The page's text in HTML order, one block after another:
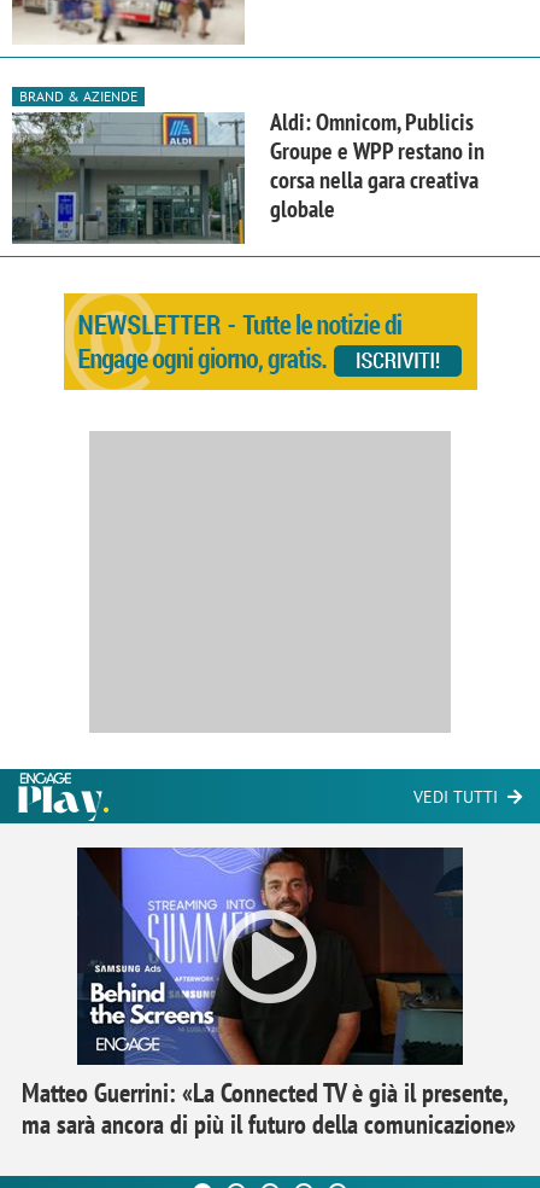
BRAND & AZIENDE
Aldi: Omnicom, Publicis
Groupe e WPP restano in
corsa nella gara creativa
globale
VEDI TUTTI
Matteo Guerrini: «La Connected TV è già il presente,
ma sarà ancora di più il futuro della comunicazione»